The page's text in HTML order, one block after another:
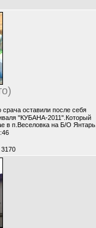
срача оставили после себя
"КУБАНА-2011".Который
в п.Веселовка на Б/О Янтарь.
3170